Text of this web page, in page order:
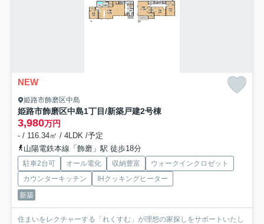
NEW
姫路市飾磨区中島
姫路市飾磨区中島1丁目/新築戸建2号棟
3,980万円
- / 116.34㎡ / 4LDK /予定
山陽電鉄本線「飾磨」駅 徒歩18分
駐車2台可 オール電化 収納豊富
ウォークインクロゼット
カウンターキッチン
IHクッキングヒーター
新築
住まいをレクチャーする「れくすむ」が理想の家探しをサポートいたし